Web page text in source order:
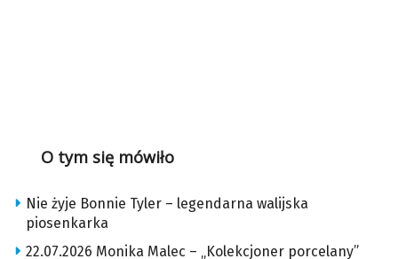
O tym się mówiło
Nie żyje Bonnie Tyler – legendarna walijska
piosenkarka
22.07.2026 Monika Malec – „Kolekcjoner porcelany”